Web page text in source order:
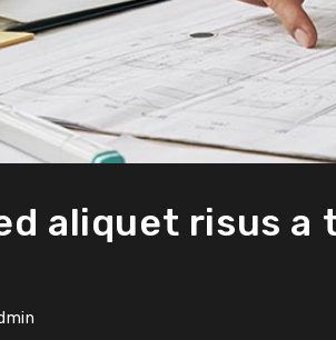
aliquet risus